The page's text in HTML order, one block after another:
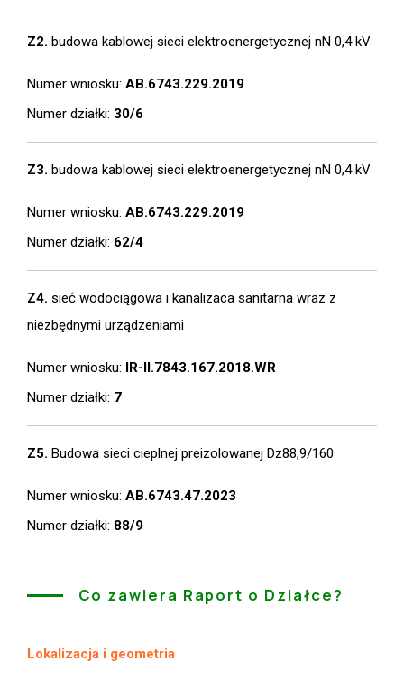
Z2. budowa kablowej sieci elektroenergetycznej nN 0,4 kV
Numer wniosku: AB.6743.229.2019
Numer działki: 30/6
Z3. budowa kablowej sieci elektroenergetycznej nN 0,4 kV
Numer wniosku: AB.6743.229.2019
Numer działki: 62/4
Z4. sieć wodociągowa i kanalizaca sanitarna wraz z
niezbędnymi urządzeniami
Numer wniosku: IR-II.7843.167.2018.WR
Numer działki: 7
Z5. Budowa sieci cieplnej preizolowanej Dz88,9/160
Numer wniosku: AB.6743.47.2023
Numer działki: 88/9
Co zawiera Raport o Działce?
Lokalizacja i geometria